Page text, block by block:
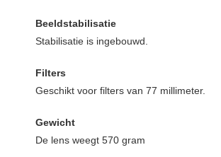
Beeldstabilisatie
Stabilisatie is ingebouwd.
Filters
Geschikt voor filters van 77 millimeter.
Gewicht
De lens weegt 570 gram